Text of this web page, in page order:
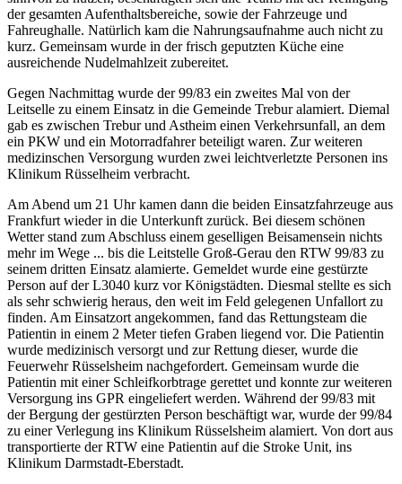
der gesamten Aufenthaltsbereiche, sowie der Fahrzeuge und
Fahreughalle. Natürlich kam die Nahrungsaufnahme auch nicht zu
kurz. Gemeinsam wurde in der frisch geputzten Küche eine
ausreichende Nudelmahlzeit zubereitet.
Gegen Nachmittag wurde der 99/83 ein zweites Mal von der
Leitselle zu einem Einsatz in die Gemeinde Trebur alamiert. Diemal
gab es zwischen Trebur und Astheim einen Verkehrsunfall, an dem
ein PKW und ein Motorradfahrer beteiligt waren. Zur weiteren
medizinschen Versorgung wurden zwei leichtverletzte Personen ins
Klinikum Rüsselheim verbracht.
Am Abend um 21 Uhr kamen dann die beiden Einsatzfahrzeuge aus
Frankfurt wieder in die Unterkunft zurück. Bei diesem schönen
Wetter stand zum Abschluss einem geselligen Beisamensein nichts
mehr im Wege ... bis die Leitstelle Groß-Gerau den RTW 99/83 zu
seinem dritten Einsatz alamierte. Gemeldet wurde eine gestürzte
Person auf der L3040 kurz vor Königstädten. Diesmal stellte es sich
als sehr schwierig heraus, den weit im Feld gelegenen Unfallort zu
finden. Am Einsatzort angekommen, fand das Rettungsteam die
Patientin in einem 2 Meter tiefen Graben liegend vor. Die Patientin
wurde medizinisch versorgt und zur Rettung dieser, wurde die
Feuerwehr Rüsselsheim nachgefordert. Gemeinsam wurde die
Patientin mit einer Schleifkorbtrage gerettet und konnte zur weiteren
Versorgung ins GPR eingeliefert werden. Während der 99/83 mit
der Bergung der gestürzten Person beschäftigt war, wurde der 99/84
zu einer Verlegung ins Klinikum Rüsselsheim alamiert. Von dort aus
transportierte der RTW eine Patientin auf die Stroke Unit, ins
Klinikum Darmstadt-Eberstadt.